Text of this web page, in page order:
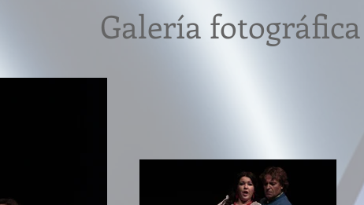
Galería fotográfica